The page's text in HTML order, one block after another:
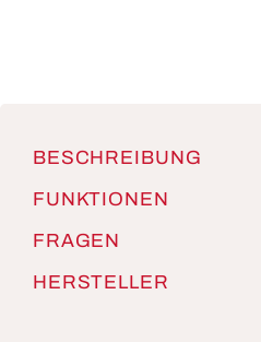
BESCHREIBUNG
FUNKTIONEN
FRAGEN
HERSTELLER